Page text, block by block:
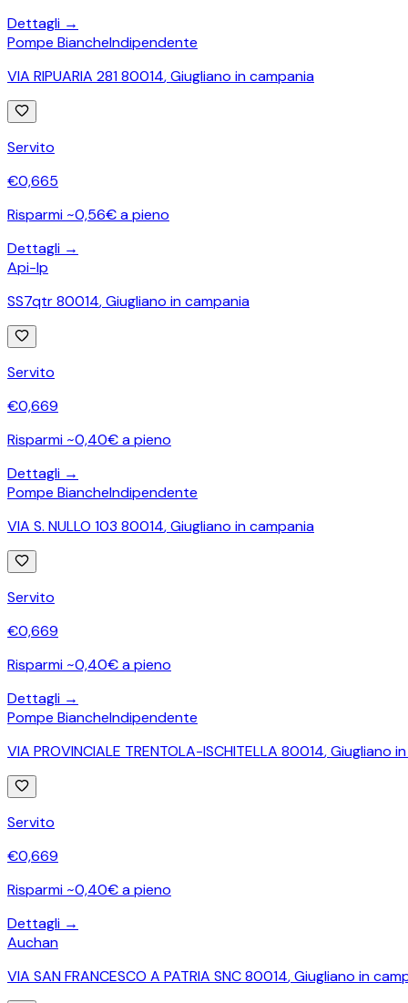
Dettagli →
Pompe BiancheIndipendente
VIA RIPUARIA 281 80014,Giugliano in campania
Servito
€0,665
Risparmi ~0,56€ a pieno
Dettagli →
Api-Ip
SS7qtr 80014,Giugliano in campania
Servito
€0,669
Risparmi ~0,40€ a pieno
Dettagli →
Pompe BiancheIndipendente
VIA S. NULLO 103 80014,Giugliano in campania
Servito
€0,669
Risparmi ~0,40€ a pieno
Dettagli →
Pompe BiancheIndipendente
VIA PROVINCIALE TRENTOLA-ISCHITELLA 80014,Giugliano
Servito
€0,669
Risparmi ~0,40€ a pieno
Dettagli →
Auchan
VIA SAN FRANCESCO A PATRIA SNC 80014,Giugliano in